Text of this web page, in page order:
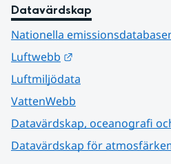
Datavärdskap
Nationella
Luftwebb
Luftmiljödata
VattenWebb
Datavärdskap, oceanografi
Datavärdskap för